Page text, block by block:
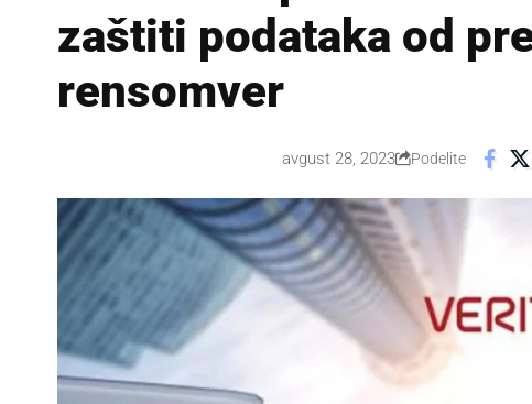
zaštiti podataka od
rensomver
avgust 28, 2023 Podelite